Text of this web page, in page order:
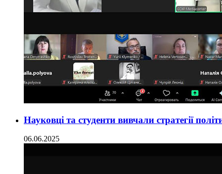
Науковці та студенти вивчали стратегії
06.06.2025